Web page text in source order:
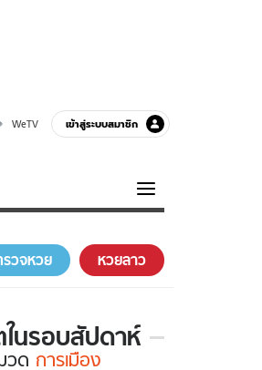
WeTV เข้าสู่ระบบสมาชิก
ามรู้รอบตัว
ทู
วจหวย หวยลาว
ในรอบสัปดาห์
วด การเมือง